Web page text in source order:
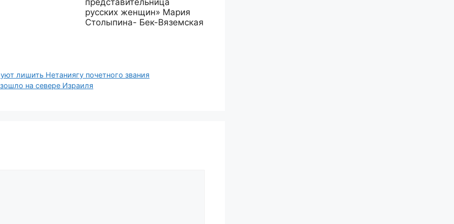
русских женщин» Мария
Столыпина- Бек-Вяземская
лишить Нетаниягу почетного звания
на севере Израиля